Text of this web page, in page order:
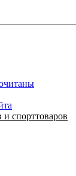
спорттоваров